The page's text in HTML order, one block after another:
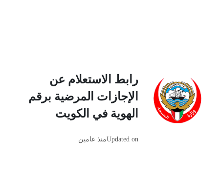
رابط الاستعلام عن
الإجازات المرضية برقم
الهوية في الكويت
Updated onمنذ عامين